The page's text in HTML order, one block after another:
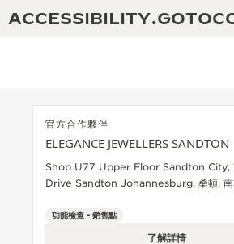
積家保養服務
黃金比例音樂表演
REVERSO 1931 CAFÉ
卓越工藝：逾 190 年歷史
心靈手巧：1400 多種機芯
官方合作夥伴
ELEGANCE JEWELLERS SANDTON
Shop U77 Upper Floor Sandton City,
Drive Sandton Johannesburg, 桑頓, 南
功能檢查 - 銷售點
了解詳情